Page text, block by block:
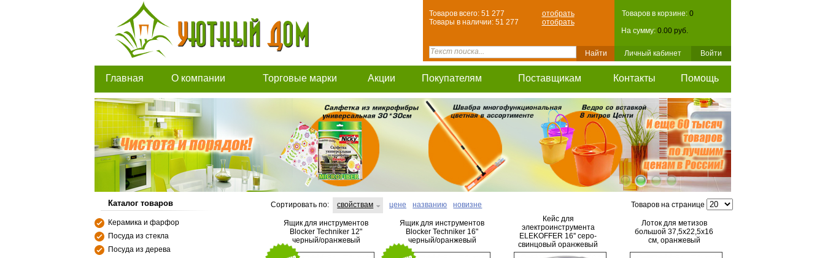
Товаров в корзине: 0
На сумму: 0.00 руб.
Личный кабинет Войти
Товаров всего: 51 277
отобрать
Товары в наличии: 51 277
отобрать
Главная О компании Торговые марки Акции Покупателям Поставщикам Контакты Помощь
Каталог товаров
Керамика и фарфор
Посуда из стекла
Посуда из дерева
Сортировать по: свойствам цене названию новизне Товаров на странице
Ящик для инструментов
Blocker Techniker 12"
черный/оранжевый
Ящик для инструментов
Blocker Techniker 16"
черный/оранжевый
Кейс для
электроинструмента
ELEKOFFER 16'' серо-
свинцовый оранжевый
Лоток для метизов
большой 37,5х22,5х16
см, оранжевый